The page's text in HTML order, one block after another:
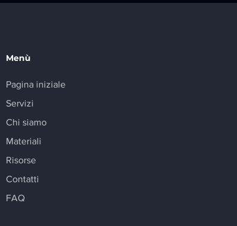
Menù
Pagina iniziale
Servizi
Chi siamo
Materiali
Risorse
Contatti
FAQ